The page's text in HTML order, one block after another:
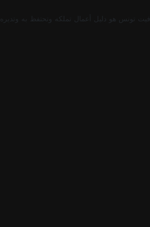
تونس هو دليل أعمال تملكه وتحتفظ به وتديره